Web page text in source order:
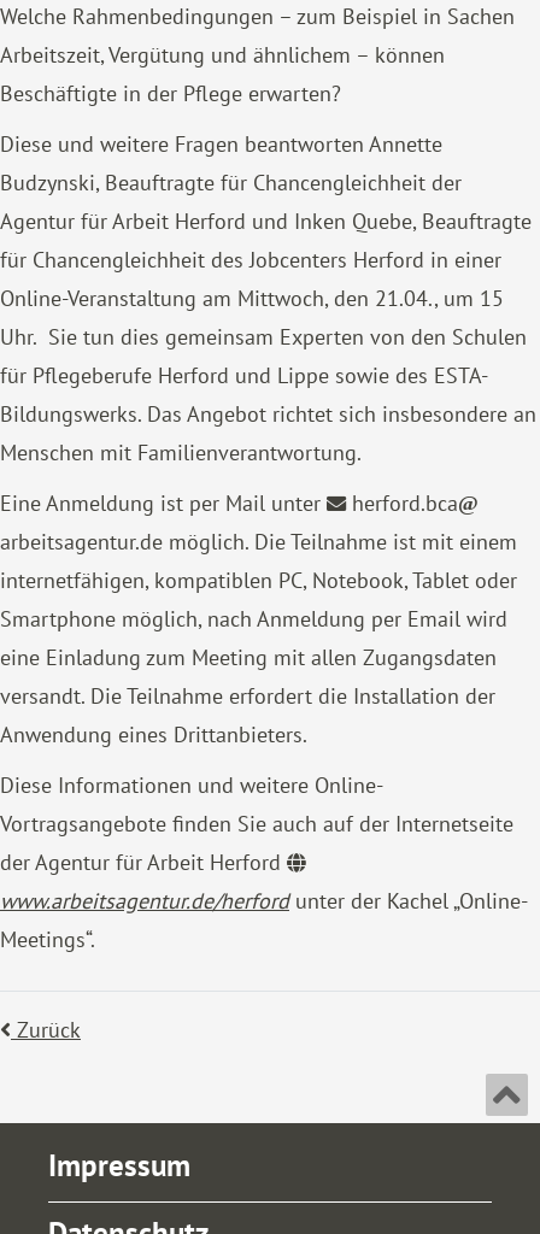
Welche Rahmenbedingungen – zum Beispiel in Sachen
Arbeitszeit, Vergütung und ähnlichem – können
Beschäftigte in der Pflege erwarten?
Diese und weitere Fragen beantworten Annette
Budzynski, Beauftragte für Chancengleichheit der
Agentur für Arbeit Herford und Inken Quebe, Beauftragte
für Chancengleichheit des Jobcenters Herford in einer
Online-Veranstaltung am Mittwoch, den 21.04., um 15
Uhr. Sie tun dies gemeinsam Experten von den Schulen
für Pflegeberufe Herford und Lippe sowie des ESTA-
Bildungswerks. Das Angebot richtet sich insbesondere an
Menschen mit Familienverantwortung.
Eine Anmeldung ist per Mail unter
herford.bca
arbeitsagentur.de möglich. Die Teilnahme ist mit einem
internetfähigen, kompatiblen PC, Notebook, Tablet oder
Smartphone möglich, nach Anmeldung per Email wird
eine Einladung zum Meeting mit allen Zugangsdaten
versandt. Die Teilnahme erfordert die Installation der
Anwendung eines Drittanbieters.
Diese Informationen und weitere Online-
Vortragsangebote finden Sie auch auf der Internetseite
der Agentur für Arbeit Herford
www.arbeitsagentur.de/herfordunter der Kachel „Online-
Meetings“.
Zurück
Impressum